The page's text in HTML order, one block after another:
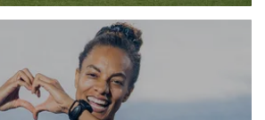
ACEPTAR